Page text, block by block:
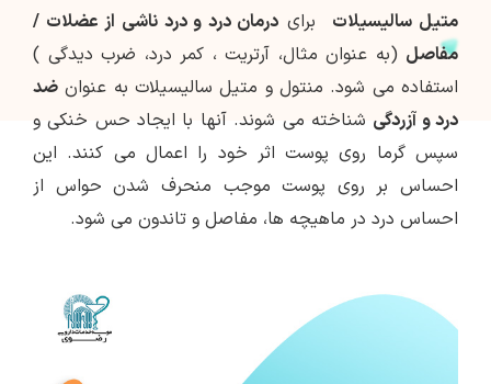
متیل سالیسیلات برای درمان درد و درد ناشی از عضلات /
مفاصل (به عنوان مثال، آرتریت ، کمر درد، ضرب دیدگی )
استفاده می شود. منتول و متیل سالیسیلات به عنوان ضد
درد و آزردگی شناخته می شوند. آنها با ایجاد حس خنکی و
سپس گرما روی پوست اثر خود را اعمال می کنند. این
احساس بر روی پوست موجب منحرف شدن حواس از
احساس درد در ماهیچه ها، مفاصل و تاندون می شود.